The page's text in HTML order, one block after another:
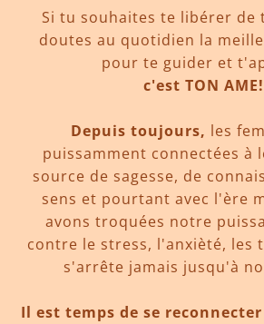
Si tu souhaites te libérer de
doutes au quotidien la
pour te guider et
c'est TON AME!
Depuis toujours, les
puissamment connectées à
source de sagesse, de
sens et pourtant avec l'ère
avons troquées notre
contre le stress, l'anxièté, les
s'arrête jamais jusqu'à
Il est temps de se